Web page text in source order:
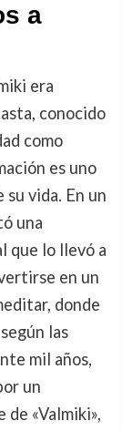
a
era
conocido
como
es uno
vida. En un
una
que lo llevó a
en un
donde
las
mil años,
un
«Valmiki»,